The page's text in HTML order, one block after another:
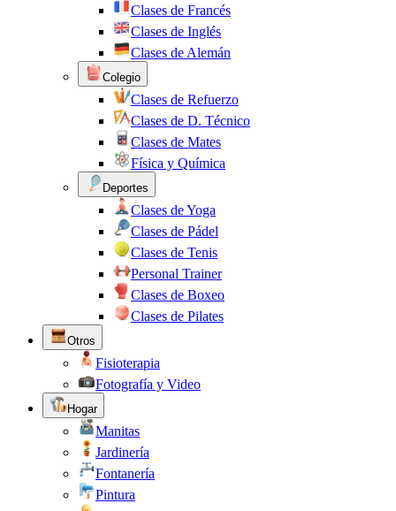
Clases de Francés
Clases de Inglés
Clases de Alemán
Colegio
Clases de Refuerzo
Clases de D. Técnico
Clases de Mates
Física y Química
Deportes
Clases de Yoga
Clases de Pádel
Clases de Tenis
Personal Trainer
Clases de Boxeo
Clases de Pilates
Otros
Fisioterapia
Fotografía y Video
Hogar
Manitas
Jardinería
Fontanería
Pintura